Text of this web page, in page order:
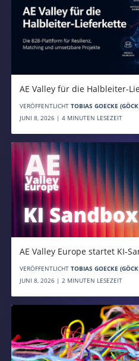
AE Valley für die Halbleiter-
VERÖFFENTLICHT TOBIAS GOECKE
JUNI 8, 2026 | 4 MINUTEN LESEZEIT
AE Valley Europe startet KI-
VERÖFFENTLICHT TOBIAS GOECKE
JUNI 8, 2026 | 2 MINUTEN LESEZEIT